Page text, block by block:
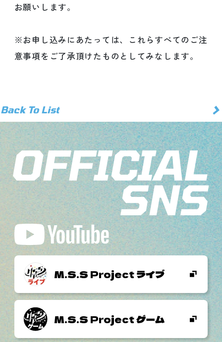
お願いします。
※お申し込みにあたっては、これらすべてのご注
意事項をご了承頂けたものとしてみなします。
Back To List >
M.S.S Project ライブ
M.S.S Project ゲーム